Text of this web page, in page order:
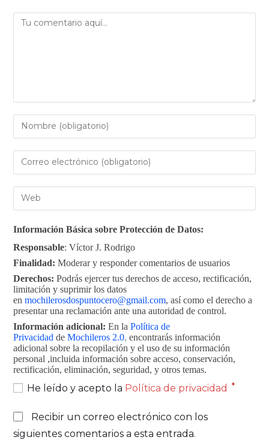
Información Básica sobre Protección de Datos:
Responsable: Víctor J. Rodrigo
Finalidad:Moderar y responder comentarios de usuarios
Derechos:Podrás ejercer tus derechos de acceso, rectificación,
limitación y suprimir los datos
enmochilerosdospuntocero@gmail.com, así como el derecho a
presentar una reclamación ante una autoridad de control.
Información adicional: En laPolítica de
Privacidad deMochileros 2.0, encontrarás información
adicional sobre la recopilación y el uso de su información
personal ,incluida información sobre acceso, conservación,
rectificación, eliminación, seguridad, y otros temas.
He leído y acepto la Política de privacidad *
Recibir un correo electrónico con los
siguientes comentarios a esta entrada.